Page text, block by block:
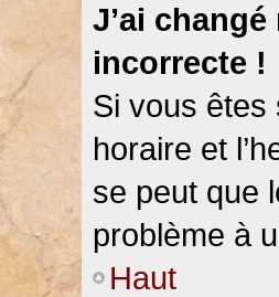
J’ai
incorrecte !
Si vous êtes
horaire et
se peut que
problème à
Haut